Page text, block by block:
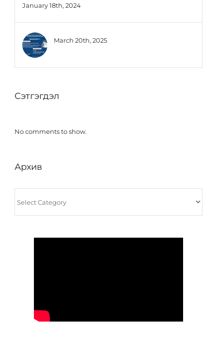
January 18th, 2024
March 20th, 2025
Сэтгэгдэл
No comments to show.
Архив